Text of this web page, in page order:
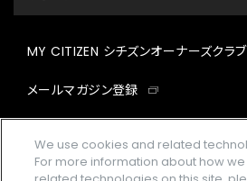
MY CITIZEN シチズンオーナーズクラブ
メールマガジン登録
We use cookies and related
For more information about how